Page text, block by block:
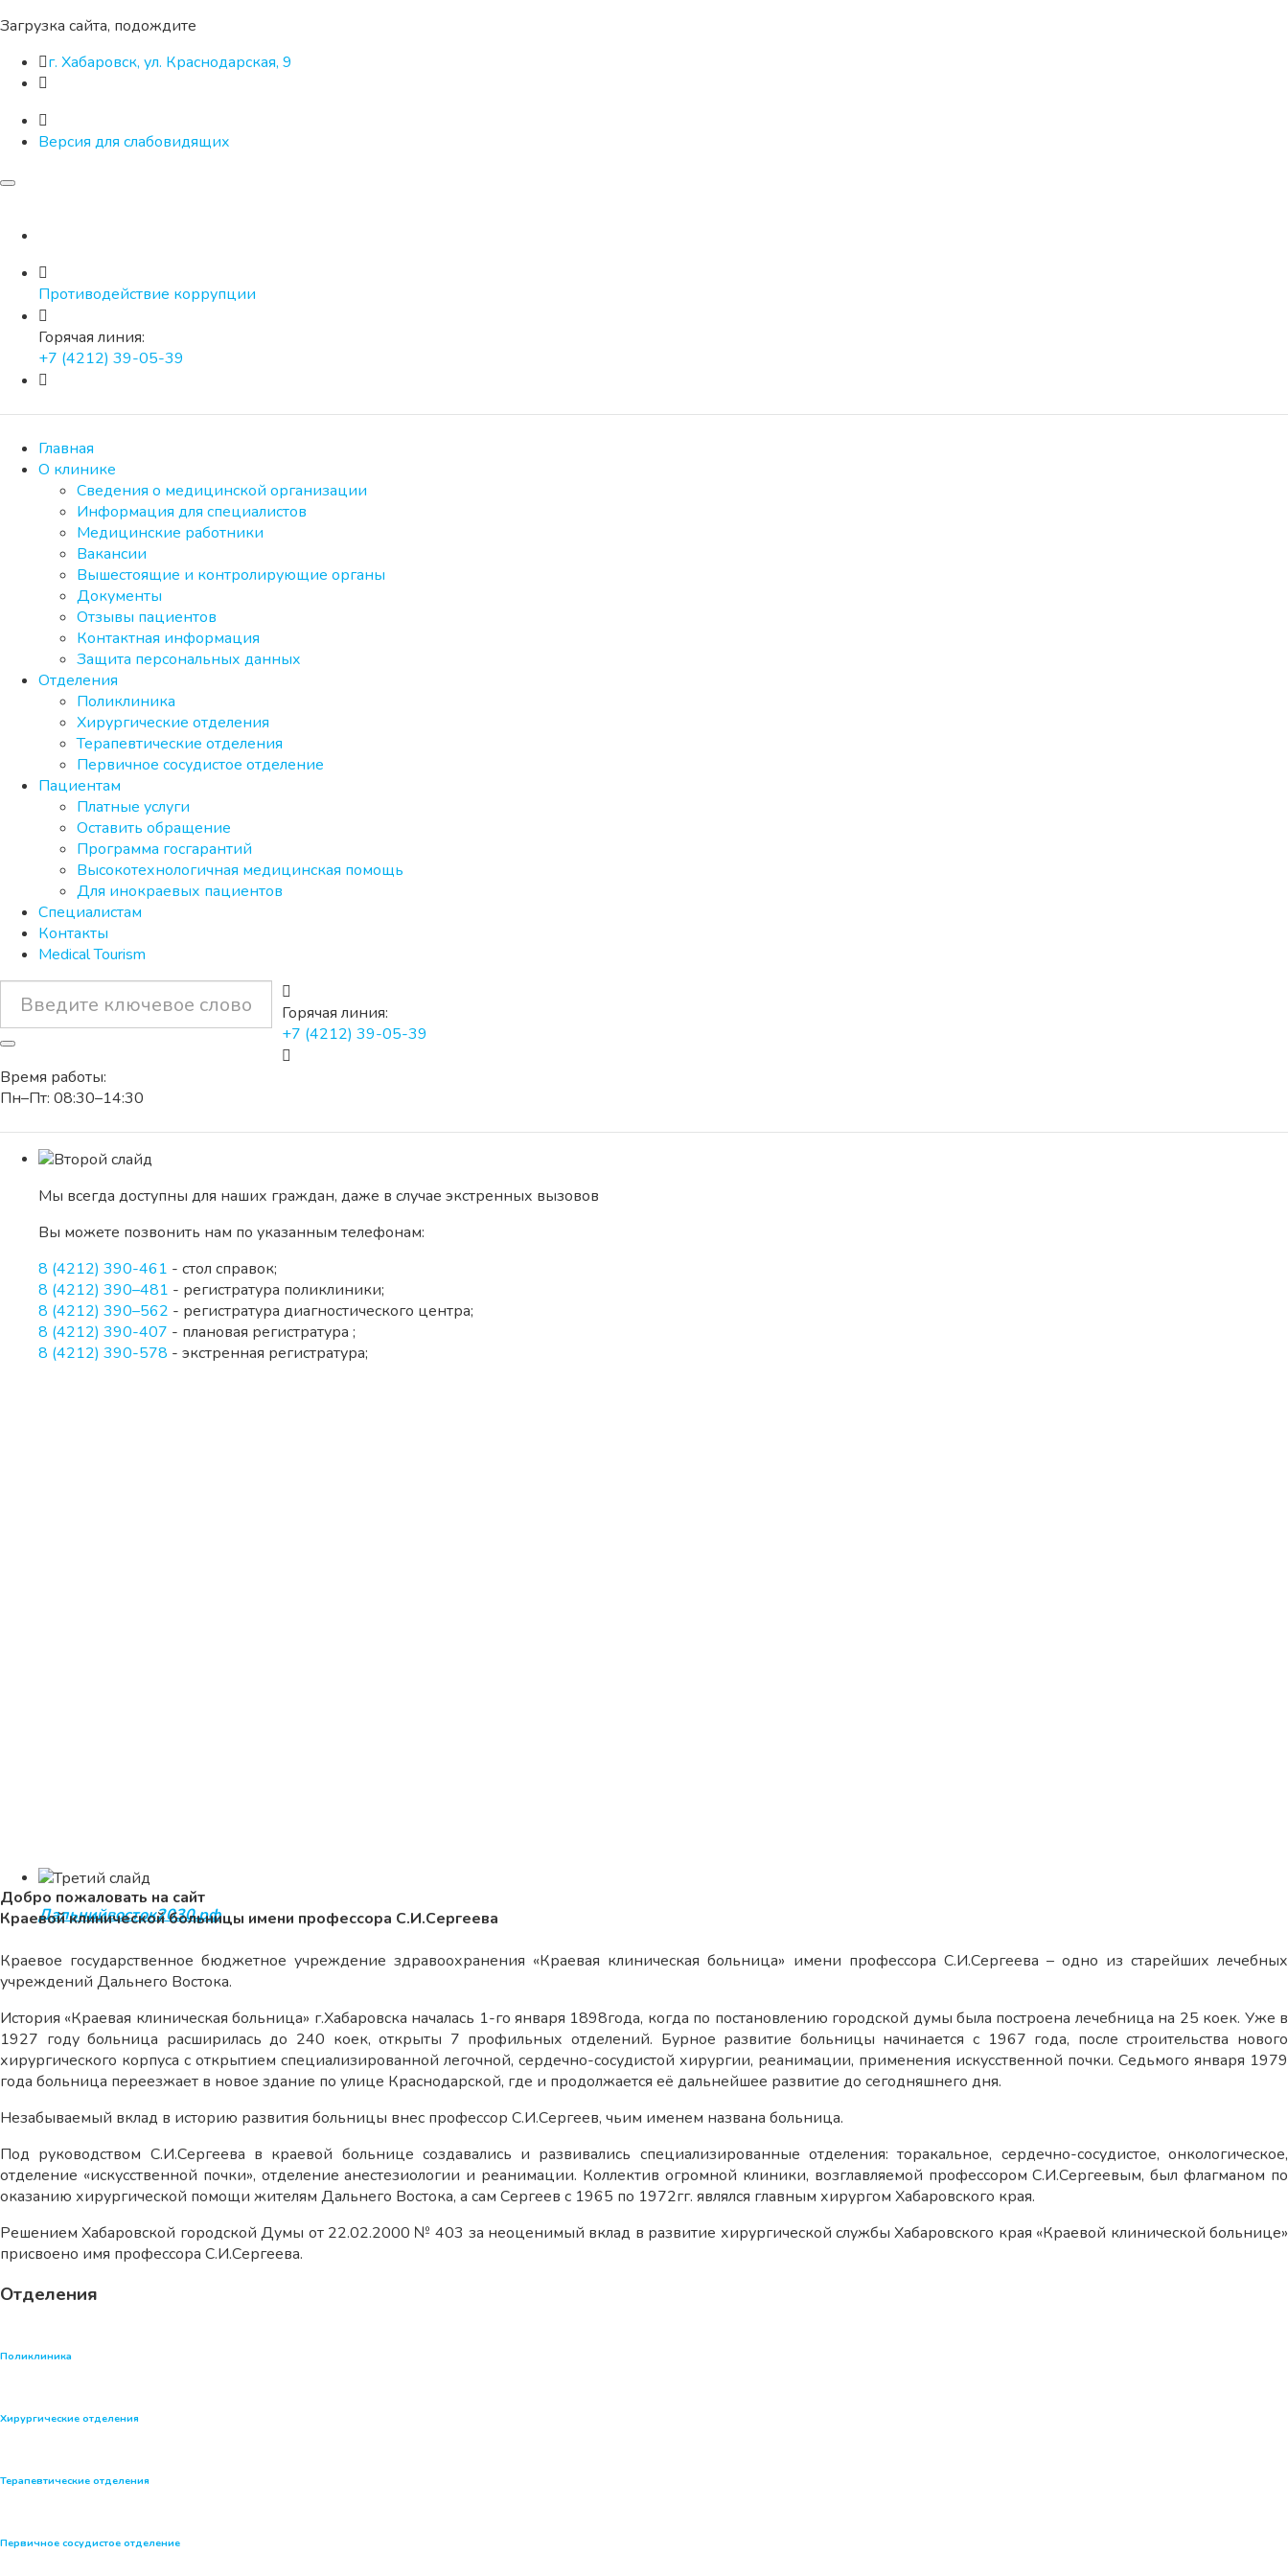
Загрузка сайта, подождите
г. Хабаровск, ул. Краснодарская, 9
Версия для слабовидящих
Противодействие коррупции
Горячая линия:
+7 (4212) 39-05-39
Главная
О клинике
Сведения о медицинской организации
Информация для специалистов
Медицинские работники
Вакансии
Вышестоящие и контролирующие органы
Документы
Отзывы пациентов
Контактная информация
Защита персональных данных
Отделения
Поликлиника
Хирургические отделения
Терапевтические отделения
Первичное сосудистое отделение
Пациентам
Платные услуги
Оставить обращение
Программа госгарантий
Высокотехнологичная медицинская помощь
Для инокраевых пациентов
Специалистам
Контакты
Medical Tourism
Горячая линия:
+7 (4212) 39-05-39
Время работы:
Пн–Пт: 08:30–14:30
Мы всегда доступны для наших граждан, даже в случае экстренных вызовов
Вы можете позвонить нам по указанным телефонам:
8 (4212) 390-461 - стол справок;
8 (4212) 390–481 - регистратура поликлиники;
8 (4212) 390–562 - регистратура диагностического центра;
8 (4212) 390-407 - плановая регистратура ;
8 (4212) 390-578 - экстренная регистратура;
Дальнийвосток2030.рф
Добро пожаловать на сайт
Краевой клинической больницы имени профессора С.И.Сергеева
Краевое государственное бюджетное учреждение здравоохранения «Краевая клиническая больница» имени профессора С.И.Сергеева – одно из старейших лечебных
учреждений Дальнего Востока.
История «Краевая клиническая больница» г.Хабаровска началась 1-го января 1898года, когда по постановлению городской думы была построена лечебница на 25 коек. Уже в
1927 году больница расширилась до 240 коек, открыты 7 профильных отделений. Бурное развитие больницы начинается с 1967 года, после строительства нового
хирургического корпуса с открытием специализированной легочной, сердечно-сосудистой хирургии, реанимации, применения искусственной почки. Седьмого января 1979
года больница переезжает в новое здание по улице Краснодарской, где и продолжается её дальнейшее развитие до сегодняшнего дня.
Незабываемый вклад в историю развития больницы внес профессор С.И.Сергеев, чьим именем названа больница.
Под руководством С.И.Сергеева в краевой больнице создавались и развивались специализированные отделения: торакальное, сердечно-сосудистое, онкологическое,
отделение «искусственной почки», отделение анестезиологии и реанимации. Коллектив огромной клиники, возглавляемой профессором С.И.Сергеевым, был флагманом по
оказанию хирургической помощи жителям Дальнего Востока, а сам Сергеев с 1965 по 1972гг. являлся главным хирургом Хабаровского края.
Решением Хабаровской городской Думы от 22.02.2000 № 403 за неоценимый вклад в развитие хирургической службы Хабаровского края «Краевой клинической больнице»
присвоено имя профессора С.И.Сергеева.
Отделения
Поликлиника
Хирургические отделения
Терапевтические отделения
Первичное сосудистое отделение